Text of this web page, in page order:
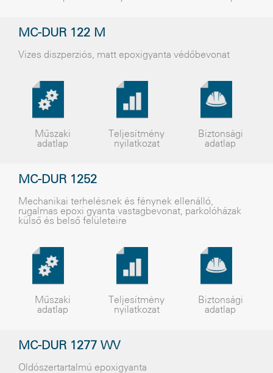
MC-DUR 122 M
Vizes diszperziós, matt epoxigyanta védõbevonat
Műszaki
adatlap
Teljesítmény
nyilatkozat
Biztonsági
adatlap
MC-DUR 1252
Mechanikai terhelésnek és fénynek ellenálló,
rugalmas epoxi gyanta vastagbevonat, parkolóházak
külsõ és belsõ felületeire
Műszaki
adatlap
Teljesítmény
nyilatkozat
Biztonsági
adatlap
MC-DUR 1277 WV
Oldószertartalmú epoxigyanta